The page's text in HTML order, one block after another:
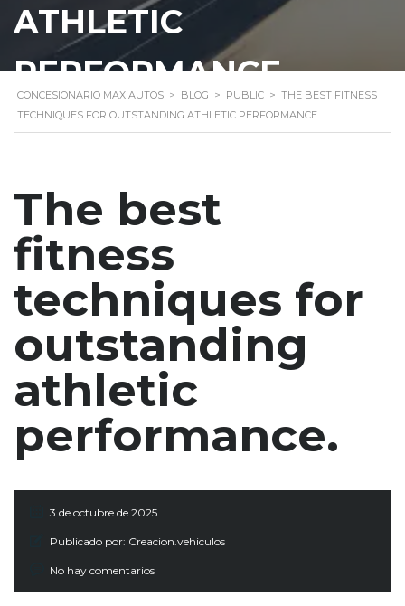
ATHLETIC
PERFORMANCE.
CONCESIONARIO MAXIAUTOS > BLOG > PUBLIC > THE BEST FITNESS
TECHNIQUES FOR OUTSTANDING ATHLETIC PERFORMANCE.
The best
fitness
techniques for
outstanding
athletic
performance.
3 de octubre de 2025
Publicado por: Creacion.vehiculos
No hay comentarios